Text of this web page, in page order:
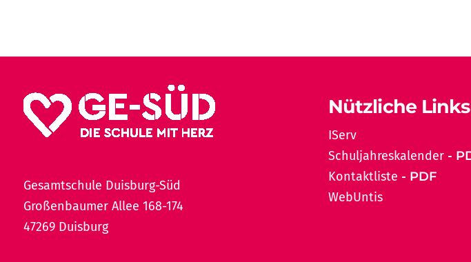
Gesamtschule Duisburg-Süd
Großenbaumer Allee 168-174
47269 Duisburg
Nützliche Links
IServ
Schuljahreskalender
Kontaktliste
WebUntis